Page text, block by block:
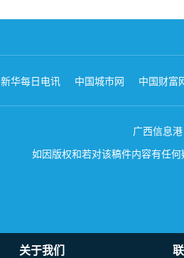
新华每日电讯 中国城市网 中国财富
广西信息
如因版权和若对该稿件内容有任
关于我们